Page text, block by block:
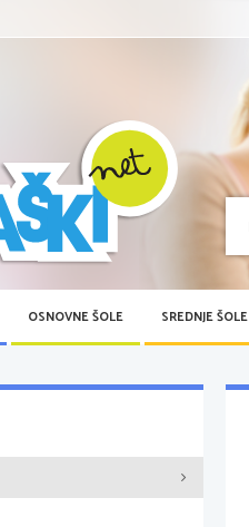
OSNOVNE ŠOLE SREDNJE ŠOLE